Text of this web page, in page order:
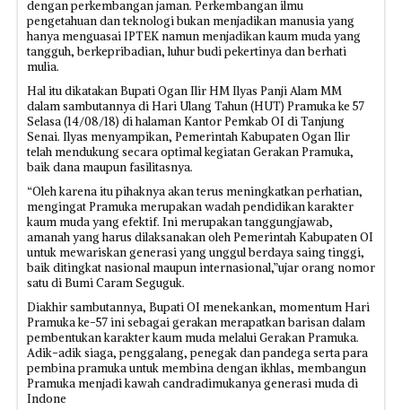
dengan perkembangan jaman. Perkembangan ilmu
pengetahuan dan teknologi bukan menjadikan manusia yang
hanya menguasai IPTEK namun menjadikan kaum muda yang
tangguh, berkepribadian, luhur budi pekertinya dan berhati
mulia.
Hal itu dikatakan Bupati Ogan Ilir HM Ilyas Panji Alam MM
dalam sambutannya di Hari Ulang Tahun (HUT) Pramuka ke 57
Selasa (14/08/18) di halaman Kantor Pemkab OI di Tanjung
Senai. Ilyas menyampikan, Pemerintah Kabupaten Ogan Ilir
telah mendukung secara optimal kegiatan Gerakan Pramuka,
baik dana maupun fasilitasnya.
“Oleh karena itu pihaknya akan terus meningkatkan perhatian,
mengingat Pramuka merupakan wadah pendidikan karakter
kaum muda yang efektif. Ini merupakan tanggungjawab,
amanah yang harus dilaksanakan oleh Pemerintah Kabupaten OI
untuk mewariskan generasi yang unggul berdaya saing tinggi,
baik ditingkat nasional maupun internasional,”ujar orang nomor
satu di Bumi Caram Seguguk.
Diakhir sambutannya, Bupati OI menekankan, momentum Hari
Pramuka ke-57 ini sebagai gerakan merapatkan barisan dalam
pembentukan karakter kaum muda melalui Gerakan Pramuka.
Adik-adik siaga, penggalang, penegak dan pandega serta para
pembina pramuka untuk membina dengan ikhlas, membangun
Pramuka menjadi kawah candradimukanya generasi muda di
Indone